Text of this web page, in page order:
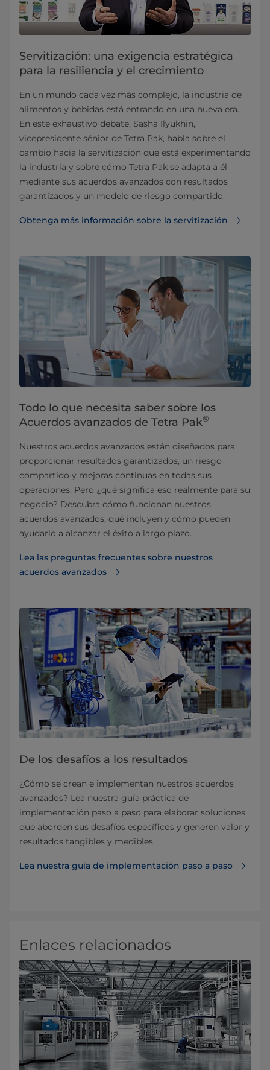
Servitización: una exigencia estratégica
para la resiliencia y el crecimiento
En un mundo cada vez más complejo, la industria de
alimentos y bebidas está entrando en una nueva era.
En este exhaustivo debate, Sasha Ilyukhin,
vicepresidente sénior de Tetra Pak, habla sobre el
cambio hacia la servitización que está experimentando
la industria y sobre cómo Tetra Pak se adapta a él
mediante sus acuerdos avanzados con resultados
garantizados y un modelo de riesgo compartido.
Obtenga más información sobre la servitización
Todo lo que necesita saber sobre los
Acuerdos avanzados de Tetra Pak®
Nuestros acuerdos avanzados están diseñados para
proporcionar resultados garantizados, un riesgo
compartido y mejoras continuas en todas sus
operaciones. Pero ¿qué significa eso realmente para su
negocio? Descubra cómo funcionan nuestros
acuerdos avanzados, qué incluyen y cómo pueden
ayudarlo a alcanzar el éxito a largo plazo.
Lea las preguntas frecuentes sobre nuestros
acuerdos avanzados
De los desafíos a los resultados
¿Cómo se crean e implementan nuestros acuerdos
avanzados? Lea nuestra guía práctica de
implementación paso a paso para elaborar soluciones
que aborden sus desafíos específicos y generen valor y
resultados tangibles y medibles.
Lea nuestra guía de implementación paso a paso
Enlaces relacionados